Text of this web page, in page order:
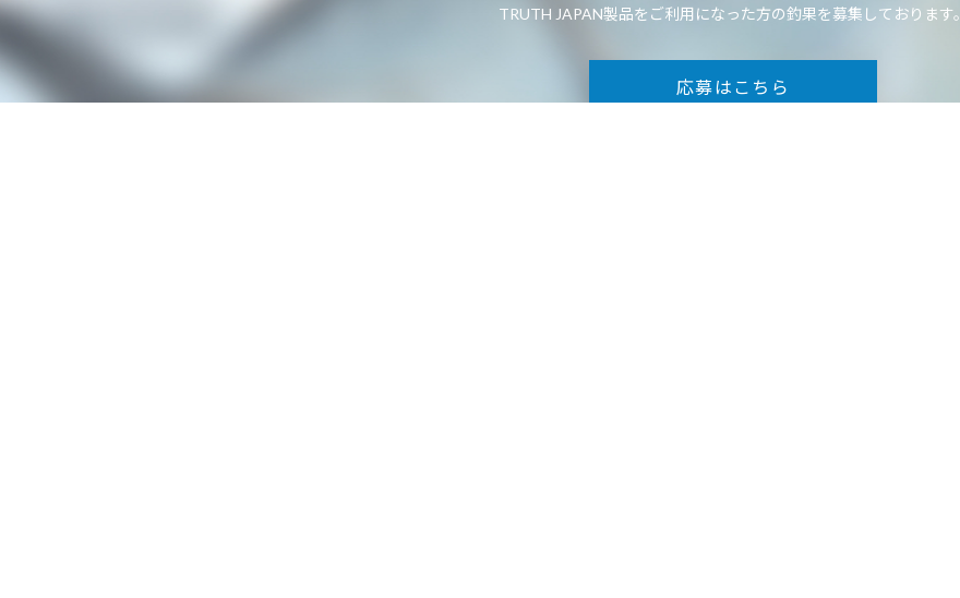
TRUTH JAPAN製品をご利用になった方の釣果を募集しております。
応募はこちら